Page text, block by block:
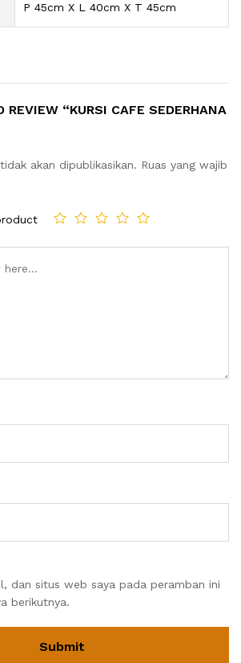
P 45cm X L 40cm X T 45cm
REVIEW “KURSI CAFE SEDERHANA
akan dipublikasikan. Ruas yang wajib
dan situs web saya pada peramban ini
berikutnya.